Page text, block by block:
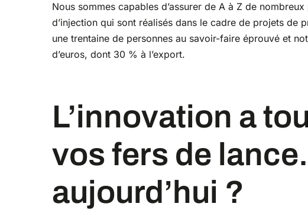
Nous sommes capables d’assurer de A à Z de
d’injection qui sont réalisés dans le cadre de projets de
une trentaine de personnes au savoir-faire éprouvé et
d’euros, dont 30 % à l’export.
L’innovation a toujours été un de
vos fers de lance.
aujourd’hui ?